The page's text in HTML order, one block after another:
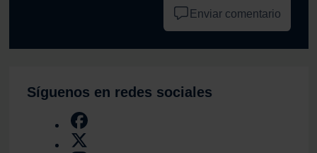
Enviar comentario
Síguenos en redes sociales